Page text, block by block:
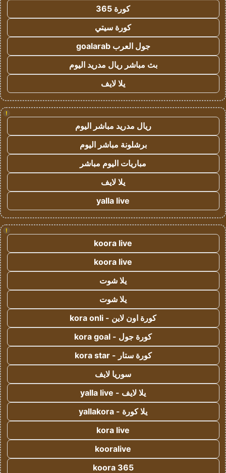
كورة 365
كورة سيتي
جول العرب goalarab
بث مباشر ريال مدريد اليوم
يلا لايف
!
ريال مدريد مباشر اليوم
برشلونة مباشر اليوم
مباريات اليوم مباشر
يلا لايف
yalla live
!
koora live
koora live
يلا شوت
يلا شوت
كورة اون لاين - kora onli
كورة جول - kora goal
كورة ستار - kora star
سوريا لايف
يلا لايف - yalla live
يلا كورة - yallakora
kora live
kooralive
koora 365